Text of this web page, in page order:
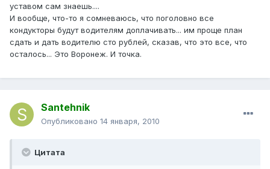
уставом сам знаешь....
И вообще, что-то я сомневаюсь, что поголовно все
кондукторы будут водителям доплачивать... им проще план
сдать и дать водителю сто рублей, сказав, что это все, что
осталось... Это Воронеж. И точка.
Santehnik
Опубликовано 14 января, 2010
Цитата